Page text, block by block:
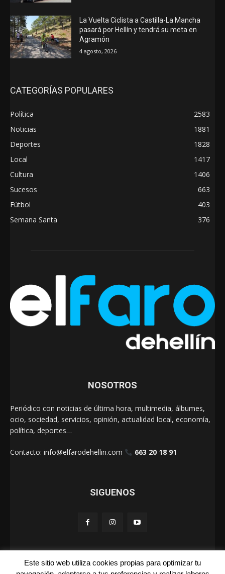
La Vuelta Ciclista a Castilla-La Mancha
pasará por Hellín y tendrá su meta en
Agramón
4 agosto, 2026
CATEGORÍAS POPULARES
Política
2583
Noticias
1881
Deportes
1828
Local
1417
Cultura
1406
Sucesos
663
Fútbol
403
Semana Santa
376
NOSOTROS
Periódico con noticias de última hora, multimedia, álbumes,
ocio, sociedad, servicios, opinión, actualidad local, economía,
política, deportes…
Contacto: info@elfarodehellin.com 663 20 18 91
SIGUENOS
Este sitio web utiliza cookies propias para optimizar tu